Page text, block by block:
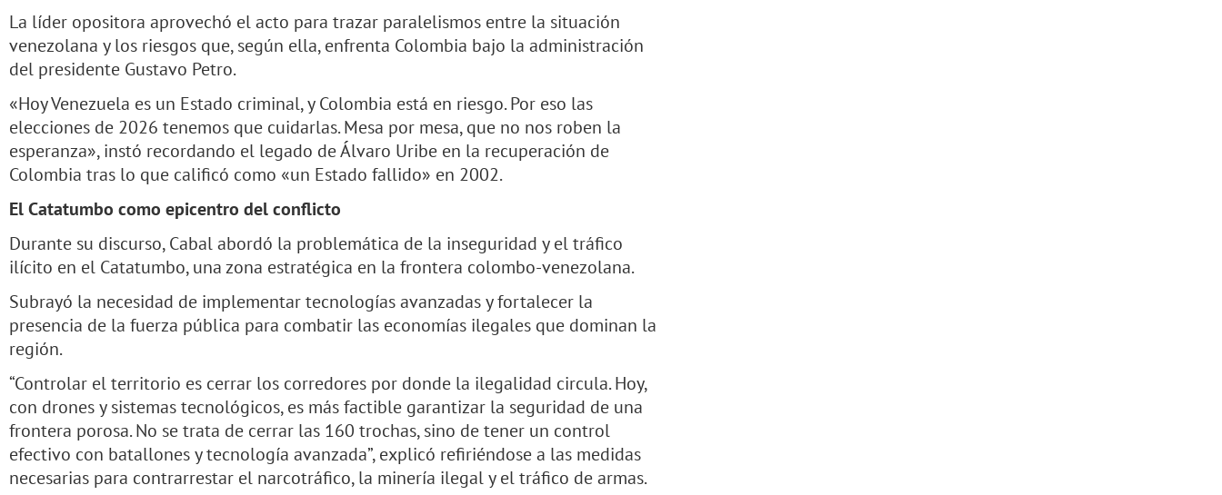
La líder opositora aprovechó el acto para trazar paralelismos entre la situación
venezolana y los riesgos que, según ella, enfrenta Colombia bajo la administración
del presidente Gustavo Petro.
«Hoy Venezuela es un Estado criminal, y Colombia está en riesgo. Por eso las
elecciones de 2026 tenemos que cuidarlas. Mesa por mesa, que no nos roben la
esperanza», instó recordando el legado de Álvaro Uribe en la recuperación de
Colombia tras lo que calificó como «un Estado fallido» en 2002.
El Catatumbo como epicentro del conflicto
Durante su discurso, Cabal abordó la problemática de la inseguridad y el tráfico
ilícito en el Catatumbo, una zona estratégica en la frontera colombo-venezolana.
Subrayó la necesidad de implementar tecnologías avanzadas y fortalecer la
presencia de la fuerza pública para combatir las economías ilegales que dominan la
región.
“Controlar el territorio es cerrar los corredores por donde la ilegalidad circula. Hoy,
con drones y sistemas tecnológicos, es más factible garantizar la seguridad de una
frontera porosa. No se trata de cerrar las 160 trochas, sino de tener un control
efectivo con batallones y tecnología avanzada”, explicó refiriéndose a las medidas
necesarias para contrarrestar el narcotráfico, la minería ilegal y el tráfico de armas.